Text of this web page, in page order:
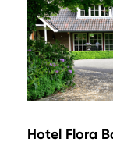
Hotel Flora